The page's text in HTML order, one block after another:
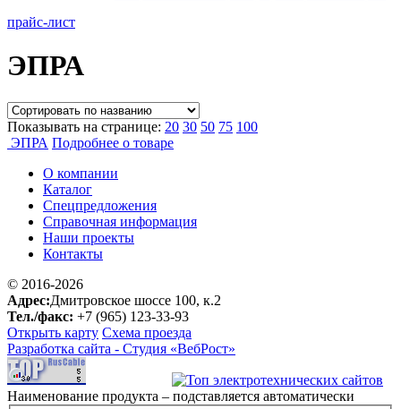
прайс-лист
ЭПРА
Показывать на странице: 20 30 50 75 100
ЭПРА Подробнее о товаре
О компании
Каталог
Спецпредложения
Справочная информация
Наши проекты
Контакты
© 2016-2026
Адрес:Дмитровское шоссе 100, к.2
Тел./факс: +7 (965) 123-33-93
Открыть карту Схема проезда
Разработка сайта - Студия «ВебРост»
Наименование продукта – подставляется автоматически